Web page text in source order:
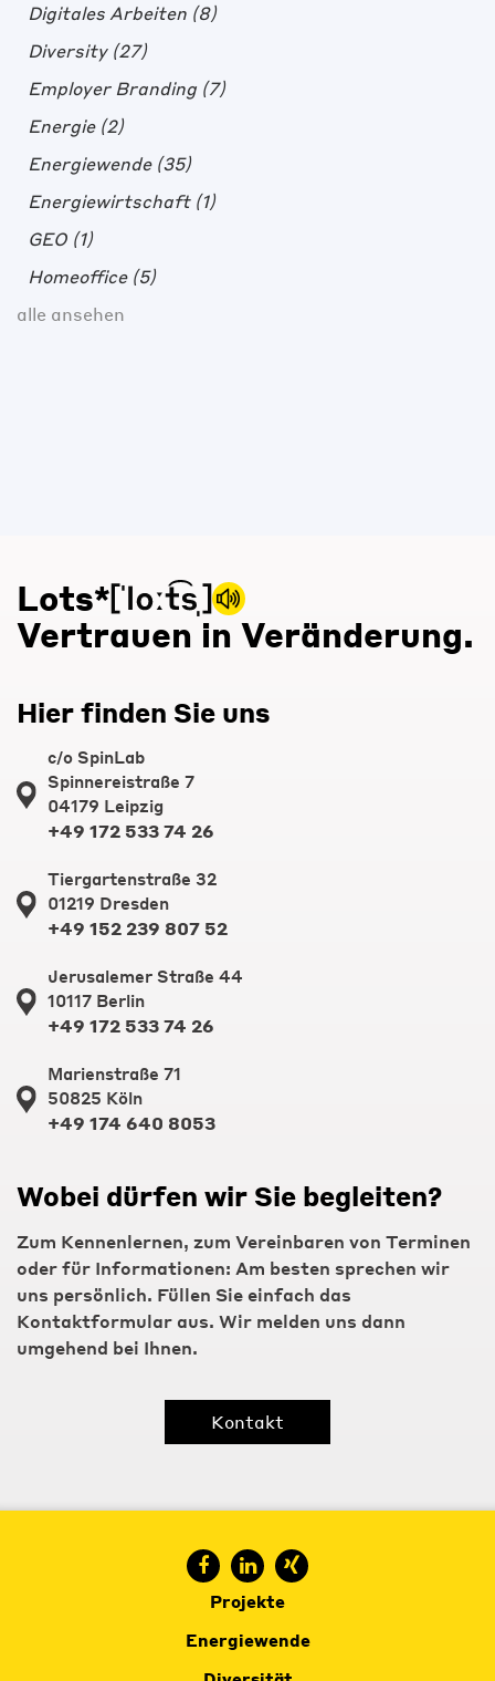
Digitales Arbeiten (8)
Diversity (27)
Employer Branding (7)
Energie (2)
Energiewende (35)
Energiewirtschaft (1)
GEO (1)
Homeoffice (5)
alle ansehen
Lots*
Vertrauen in Veränderung.
Hier finden Sie uns
c/o SpinLab
Spinnereistraße 7
04179 Leipzig
+49 172 533 74 26
Tiergartenstraße 32
01219 Dresden
+49 152 239 807 52
Jerusalemer Straße 44
10117 Berlin
+49 172 533 74 26
Marienstraße 71
50825 Köln
+49 174 640 8053
Wobei dürfen wir Sie begleiten?
Zum Kennenlernen, zum Vereinbaren von Terminen
oder für Informationen: Am besten sprechen wir
uns persönlich. Füllen Sie einfach das
Kontaktformular aus. Wir melden uns dann
umgehend bei Ihnen.
Kontakt
Projekte
Energiewende